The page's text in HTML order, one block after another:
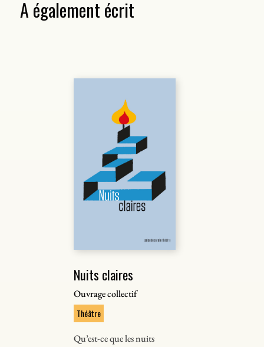
A également écrit
Nuits claires
Ouvrage collectif
Théâtre
Qu’est-ce que les nuits